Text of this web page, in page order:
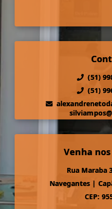
(51)
(51)
Venha
Rua Maraba
Navegantes |
CEP: